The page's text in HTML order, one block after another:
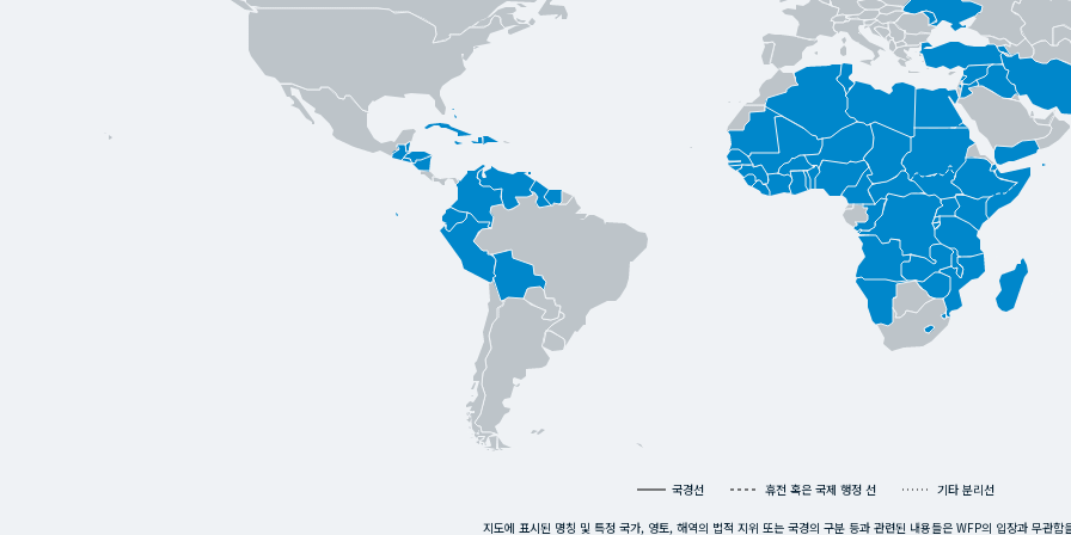
국경선 휴전 혹은 국제 행정 선 기타 분리선
지도에 표시된 명칭 및 특정 국가, 영토, 해역의 법적 지위 또는 국경의 구분 등과 관련된 내용들은 WFP의 입장과 무관함